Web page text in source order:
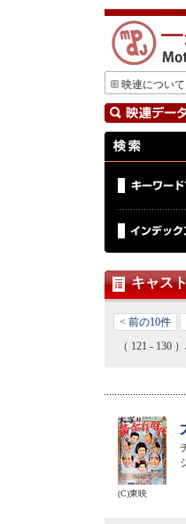
映連について
キャス
< 前の10件
（ 121 - 130
(C)東映